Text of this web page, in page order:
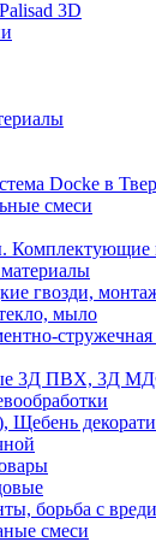
3D
Docke в
смеси
Комплектующие
гвозди,
мыло
3Д ПВХ, 3Д
Щебень
борьба с
смеси